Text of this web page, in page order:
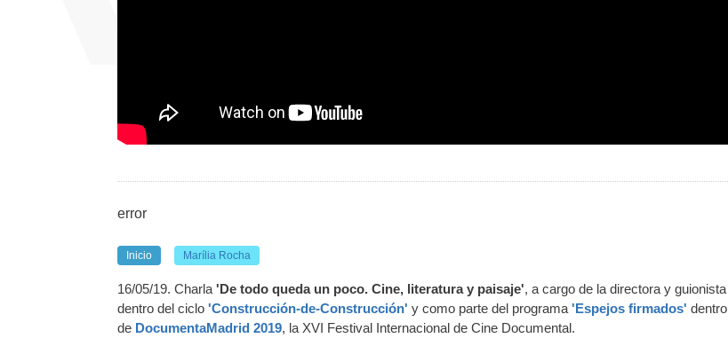
error
Inicio Marília Rocha
16/05/19. Charla 'De todo queda un poco. Cine, literatura y paisaje', a cargo de la directora y guionista
dentro del ciclo 'Construcción-de-Construcción' y como parte del programa 'Espejos firmados' dentro
de DocumentaMadrid 2019, la XVI Festival Internacional de Cine Documental.